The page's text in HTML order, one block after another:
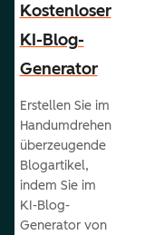
Kostenloser
KI-Blog-
Generator
Erstellen Sie im
Handumdrehen
überzeugende
Blogartikel,
indem Sie im
KI-Blog-
Generator von